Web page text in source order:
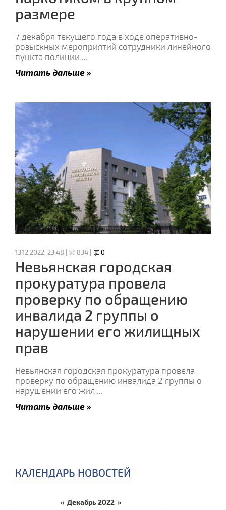
размере
7 декабря текущего года в ходе оперативно-
розыскных мероприятий сотрудники линейного
пункта полиции ...
Читать дальше »
13.12.2022, 23:48 | 834 | 0
Невьянская городская
прокуратура провела
проверку по обращению
инвалида 2 группы о
нарушении его жилищных
прав
Невьянская городская прокуратура провела
проверку по обращению инвалида 2 группы о
нарушении его жил ...
Читать дальше »
КАЛЕНДАРЬ НОВОСТЕЙ
« Декабрь 2022 »